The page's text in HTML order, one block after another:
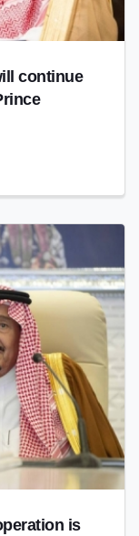
continue
is